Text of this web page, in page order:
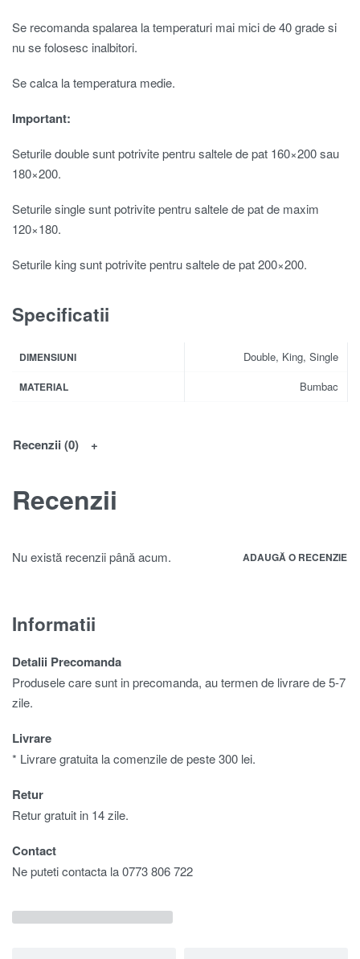
Se recomanda spalarea la temperaturi mai mici de 40 grade si
nu se folosesc inalbitori.
Se calca la temperatura medie.
Important:
Seturile double sunt potrivite pentru saltele de pat 160×200 sau
180×200.
Seturile single sunt potrivite pentru saltele de pat de maxim
120×180.
Seturile king sunt potrivite pentru saltele de pat 200×200.
Specificatii
DIMENSIUNI Double, King, Single
MATERIAL Bumbac
Recenzii (0)
Recenzii
Nu există recenzii până acum. ADAUGĂ O RECENZIE
Informatii
Detalii Precomanda
Produsele care sunt in precomanda, au termen de livrare de 5-7
zile.
Livrare
* Livrare gratuita la comenzile de peste 300 lei.
Retur
Retur gratuit in 14 zile.
Contact
Ne puteti contacta la 0773 806 722